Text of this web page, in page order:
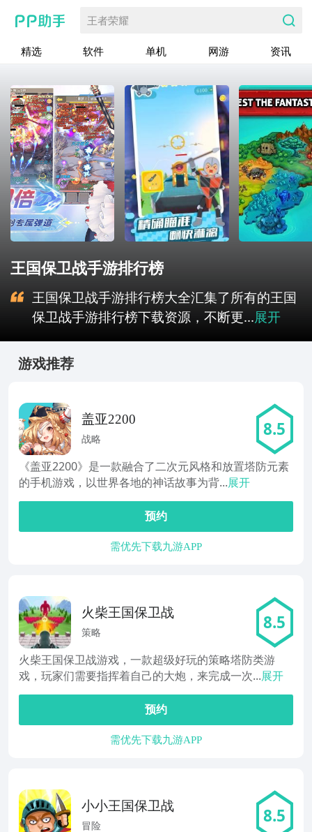
王者荣耀
精选 软件 单机 网游 资讯
王国保卫战手游排行榜
王国保卫战手游排行榜大全汇集了所有的王国
保卫战手游排行榜下载资源，不断更...展开
游戏推荐
盖亚2200
战略 8.5
《盖亚2200》是一款融合了二次元风格和放置塔防元素
的手机游戏，以世界各地的神话故事为背...展开
预约
需优先下载九游APP
火柴王国保卫战
策略 8.5
火柴王国保卫战游戏，一款超级好玩的策略塔防类游
戏，玩家们需要指挥着自己的大炮，来完成一次...展开
预约
需优先下载九游APP
小小王国保卫战
冒险 8.5